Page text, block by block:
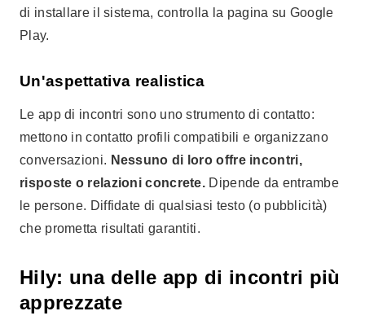
di installare il sistema, controlla la pagina su Google
Play.
Un'aspettativa realistica
Le app di incontri sono uno strumento di contatto:
mettono in contatto profili compatibili e organizzano
conversazioni. Nessuno di loro offre incontri,
risposte o relazioni concrete. Dipende da entrambe
le persone. Diffidate di qualsiasi testo (o pubblicità)
che prometta risultati garantiti.
Hily: una delle app di incontri più
apprezzate